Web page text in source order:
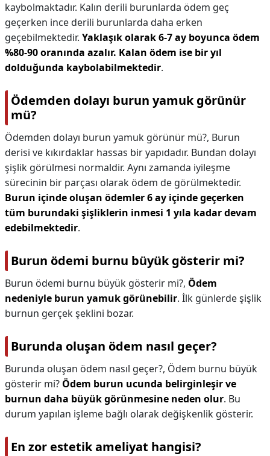
kaybolmaktadır. Kalın derili burunlarda ödem geç
geçerken ince derili burunlarda daha erken
geçebilmektedir. Yaklaşık olarak 6-7 ay boyunca ödem
%80-90 oranında azalır. Kalan ödem ise bir yıl
dolduğunda kaybolabilmektedir.
Ödemden dolayı burun yamuk görünür
mü?
Ödemden dolayı burun yamuk görünür mü?, Burun
derisi ve kıkırdaklar hassas bir yapıdadır. Bundan dolayı
şişlik görülmesi normaldir. Aynı zamanda iyileşme
sürecinin bir parçası olarak ödem de görülmektedir.
Burun içinde oluşan ödemler 6 ay içinde geçerken
tüm burundaki şişliklerin inmesi 1 yıla kadar devam
edebilmektedir.
Burun ödemi burnu büyük gösterir mi?
Burun ödemi burnu büyük gösterir mi?, Ödem
nedeniyle burun yamuk görünebilir. İlk günlerde şişlik
burnun gerçek şeklini bozar.
Burunda oluşan ödem nasıl geçer?
Burunda oluşan ödem nasıl geçer?, Ödem burnu büyük
gösterir mi? Ödem burun ucunda belirginleşir ve
burnun daha büyük görünmesine neden olur. Bu
durum yapılan işleme bağlı olarak değişkenlik gösterir.
En zor estetik ameliyat hangisi?